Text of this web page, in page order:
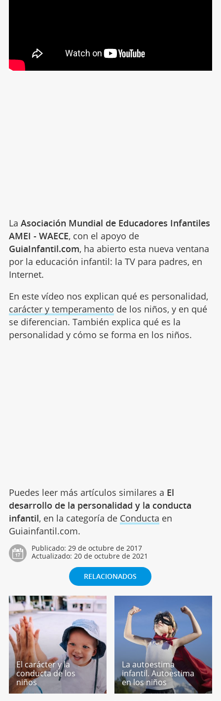
La Asociación Mundial de Educadores Infantiles
AMEI - WAECE, con el apoyo de
GuiaInfantil.com, ha abierto esta nueva ventana
por la educación infantil: la TV para padres, en
Internet.
En este vídeo nos explican qué es personalidad,
carácter y temperamento de los niños, y en qué
se diferencian. También explica qué es la
personalidad y cómo se forma en los niños.
Puedes leer más artículos similares a El
desarrollo de la personalidad y la conducta
infantil, en la categoría de Conducta en
Guiainfantil.com.
Publicado: 29 de octubre de 2017
Actualizado: 20 de octubre de 2021
RELACIONADOS
El carácter y la
conducta de los
niños
La autoestima
infantil. Autoestima
en los niños